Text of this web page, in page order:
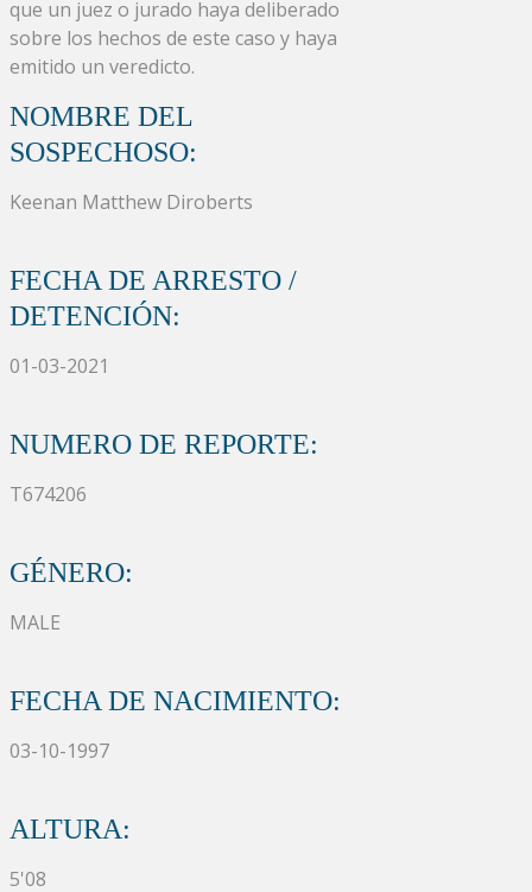
que un juez o jurado haya deliberado
sobre los hechos de este caso y haya
emitido un veredicto.
NOMBRE DEL
SOSPECHOSO:
Keenan Matthew Diroberts
FECHA DE ARRESTO /
DETENCIÓN:
01-03-2021
NUMERO DE REPORTE:
T674206
GÉNERO:
MALE
FECHA DE NACIMIENTO:
03-10-1997
ALTURA:
5'08